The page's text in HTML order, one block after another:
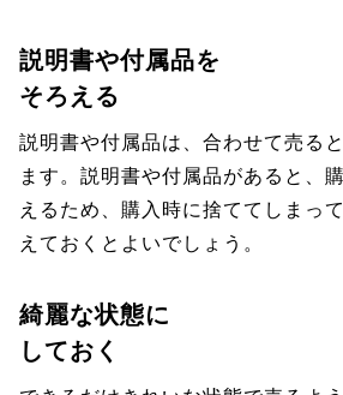
説明書や付属品を
そろえる
説明書や付属品は、合わせて売る
ます。説明書や付属品があると、
えるため、購入時に捨ててしまっ
えておくとよいでしょう。
綺麗な状態に
しておく